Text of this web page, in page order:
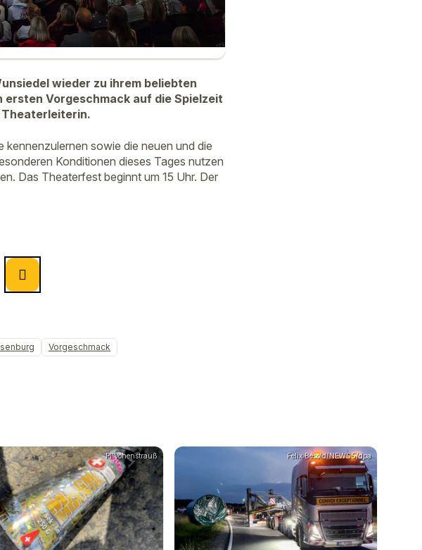
wieder zu ihrem beliebten
ersten Vorgeschmack auf die Spielzeit
Theaterleiterin.
kennenzulernen sowie die neuen und die
Konditionen dieses Tages nutzen
Das Theaterfest beginnt um 15 Uhr. Der
Vorgeschmack
PI Vohenstrauß Felix Besold/NEWS5/dpa